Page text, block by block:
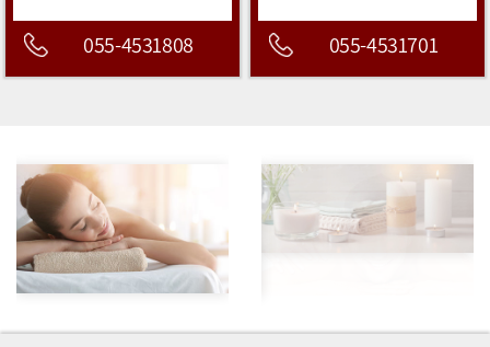
055-4531701
055-4531808